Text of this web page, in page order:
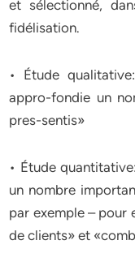
et sélectionné,
fidélisation.
• Étude
appro-fondie un
pres-sentis»
• Étude
un nombre
par exemple – pour
de clients» et